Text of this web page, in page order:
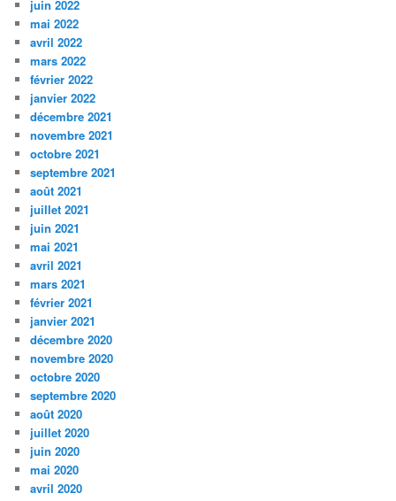
juin 2022
mai 2022
avril 2022
mars 2022
février 2022
janvier 2022
décembre 2021
novembre 2021
octobre 2021
septembre 2021
août 2021
juillet 2021
juin 2021
mai 2021
avril 2021
mars 2021
février 2021
janvier 2021
décembre 2020
novembre 2020
octobre 2020
septembre 2020
août 2020
juillet 2020
juin 2020
mai 2020
avril 2020